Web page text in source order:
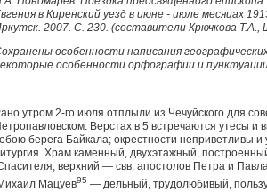
в Киренский уезд в июне - июле месяцах
2007. С. 230. (составители Крючкова Т.А.,
особенности написания
особенности орфографии и
утром 2-го июля отплыли из Чечуйского для
Верстах в 5 встречаются утесы и
берега Байкала; окрестности неприветливы
Храм каменный, двухэтажный,
верхний — свв. апостолов Петра и
Мацуев95 — дельный, трудолюбивый,